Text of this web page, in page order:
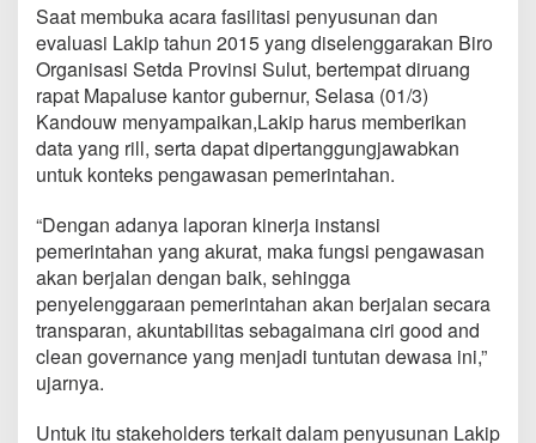
i
I
n
f
o
r
m
a
s
B
e
n
a
r
d
a
Saat membuka acara fasilitasi penyusunan dan
evaluasi Lakip tahun 2015 yang diselenggarakan Biro
Organisasi Setda Provinsi Sulut, bertempat diruang
rapat Mapaluse kantor gubernur, Selasa (01/3)
Kandouw menyampaikan,Lakip harus memberikan
data yang rill, serta dapat dipertanggungjawabkan
untuk konteks pengawasan pemerintahan.
“Dengan adanya laporan kinerja instansi
pemerintahan yang akurat, maka fungsi pengawasan
akan berjalan dengan baik, sehingga
penyelenggaraan pemerintahan akan berjalan secara
transparan, akuntabilitas sebagaimana ciri good and
clean governance yang menjadi tuntutan dewasa ini,”
ujarnya.
Untuk itu stakeholders terkait dalam penyusunan Lakip